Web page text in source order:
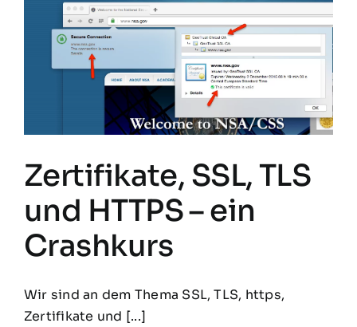
Zertifikate, SSL, TLS
und HTTPS – ein
Crashkurs
Wir sind an dem Thema SSL, TLS, https,
Zertifikate und [...]